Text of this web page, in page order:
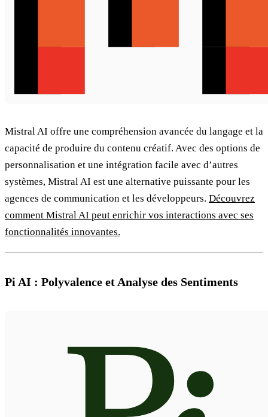
Mistral AI offre une compréhension avancée du langage et la
capacité de produire du contenu créatif. Avec des options de
personnalisation et une intégration facile avec d’autres
systèmes, Mistral AI est une alternative puissante pour les
agences de communication et les développeurs. Découvrez
comment Mistral AI peut enrichir vos interactions avec ses
fonctionnalités innovantes.
Pi AI : Polyvalence et Analyse des Sentiments